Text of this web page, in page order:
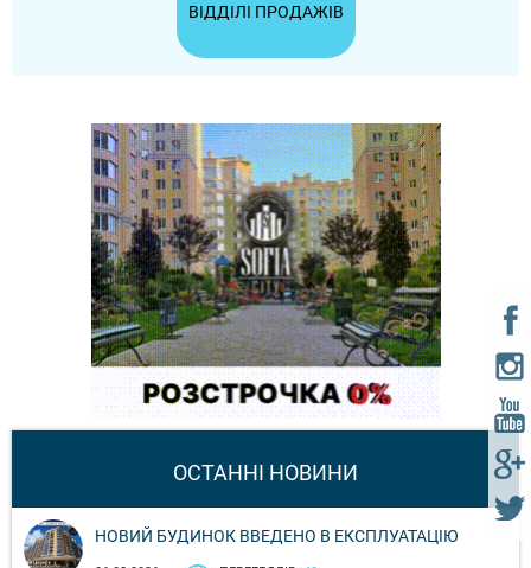
ВІДДІЛІ ПРОДАЖІВ
ОСТАННІ НОВИНИ
НОВИЙ БУДИНОК ВВЕДЕНО В ЕКСПЛУАТАЦІЮ